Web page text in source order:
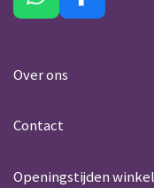
h
t
p
a
Over ons
Contact
Openingstijden winkel